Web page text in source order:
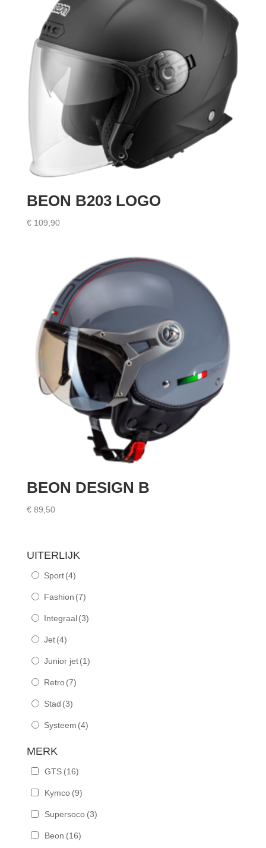
BEON B203 LOGO
€109,90
BEON DESIGN B
€89,50
UITERLIJK
Sport (4)
Fashion (7)
Integraal (3)
Jet (4)
Junior jet (1)
Retro (7)
Stad (3)
Systeem (4)
MERK
GTS (16)
Kymco (9)
Supersoco (3)
Beon (16)